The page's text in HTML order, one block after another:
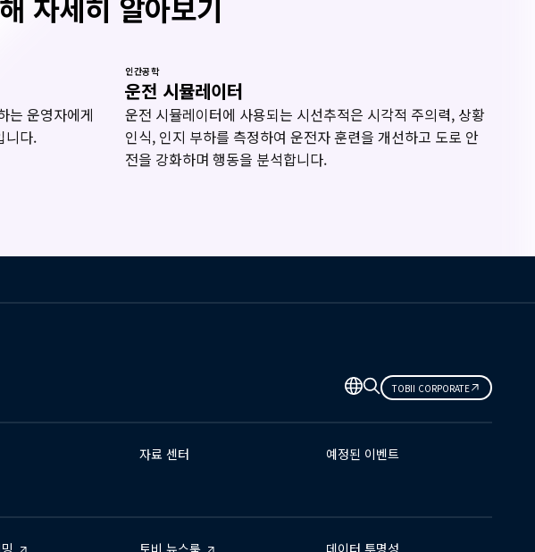
는 운영자에게
니다.
인간공학
운전 시뮬레이터
운전 시뮬레이터에 사용되는 시선추적은 시각적 주의력, 상황
인식, 인지 부하를 측정하여 운전자 훈련을 개선하고 도로 안
전을 강화하며 행동을 분석합니다.
TOBII CORPORATE
자료 센터
예정된 이벤트